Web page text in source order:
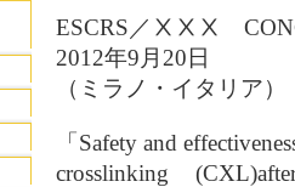
ESCRS／ⅩⅩⅩ
2012年9月20日
（ミラノ・イタリア）
「Safety and
crosslinking